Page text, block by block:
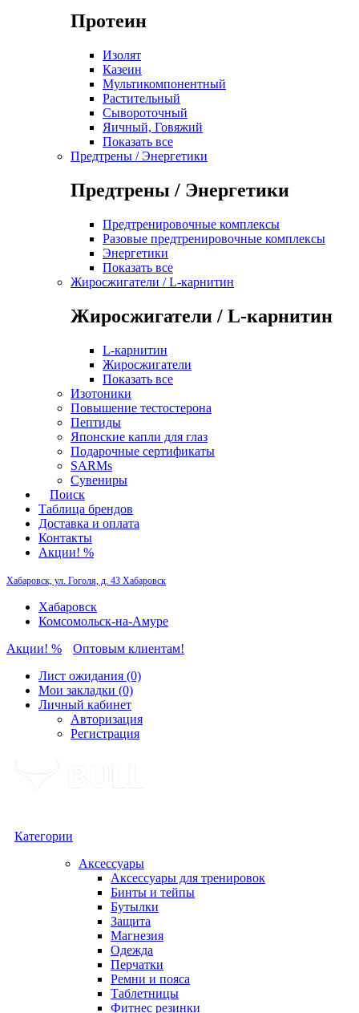
Протеин
Изолят
Казеин
Мультикомпонентный
Растительный
Сывороточный
Яичный, Говяжий
Показать все
Предтрены / Энергетики
Предтрены / Энергетики
Предтренировочные комплексы
Разовые предтренировочные комплексы
Энергетики
Показать все
Жиросжигатели / L-карнитин
Жиросжигатели / L-карнитин
L-карнитин
Жиросжигатели
Показать все
Изотоники
Повышение тестостерона
Пептиды
Японские капли для глаз
Подарочные сертификаты
SARMs
Сувениры
Поиск
Таблица брендов
Доставка и оплата
Контакты
Акции! %
Хабаровск, ул. Гоголя, д. 43 Хабаровск
Хабаровск
Комсомольск-на-Амуре
Акции! %
Оптовым клиентам!
Лист ожидания (0)
Мои закладки (0)
Личный кабинет
Авторизация
Регистрация
Категории
Аксессуары
Аксессуары для тренировок
Бинты и тейпы
Бутылки
Защита
Магнезия
Одежда
Перчатки
Ремни и пояса
Таблетницы
Фитнес резинки